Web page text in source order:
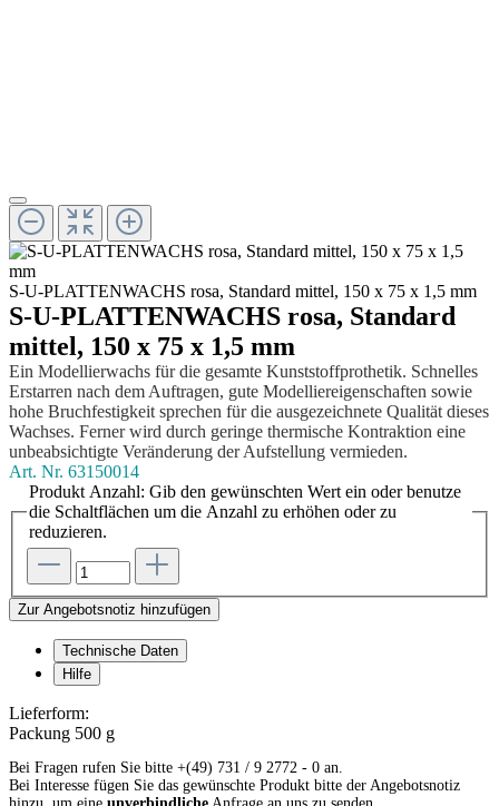
S-U-PLATTENWACHS rosa, Standard mittel, 150 x 75 x 1,5 mm
S-U-PLATTENWACHS rosa, Standard
mittel, 150 x 75 x 1,5 mm
Ein Modellierwachs für die gesamte Kunststoffprothetik. Schnelles
Erstarren nach dem Auftragen, gute Modellier­eigenschaften sowie
hohe Bruchfestigkeit sprechen für die ausgezeichnete Qualität dieses
Wachses. Ferner wird durch geringe thermische Kontraktion eine
unbeab­sichtig­te Veränderung der Aufstellung vermieden.
Art. Nr. 63150014
Produkt Anzahl: Gib den gewünschten Wert ein oder benutze
die Schaltflächen um die Anzahl zu erhöhen oder zu
reduzieren.
Zur Angebotsnotiz hinzufügen
Technische Daten
Hilfe
Lieferform:
Packung 500 g
Bei Fragen rufen Sie bitte +(49) 731 / 9 2772 - 0 an.
Bei Interesse fügen Sie das gewünschte Produkt bitte der Angebotsnotiz